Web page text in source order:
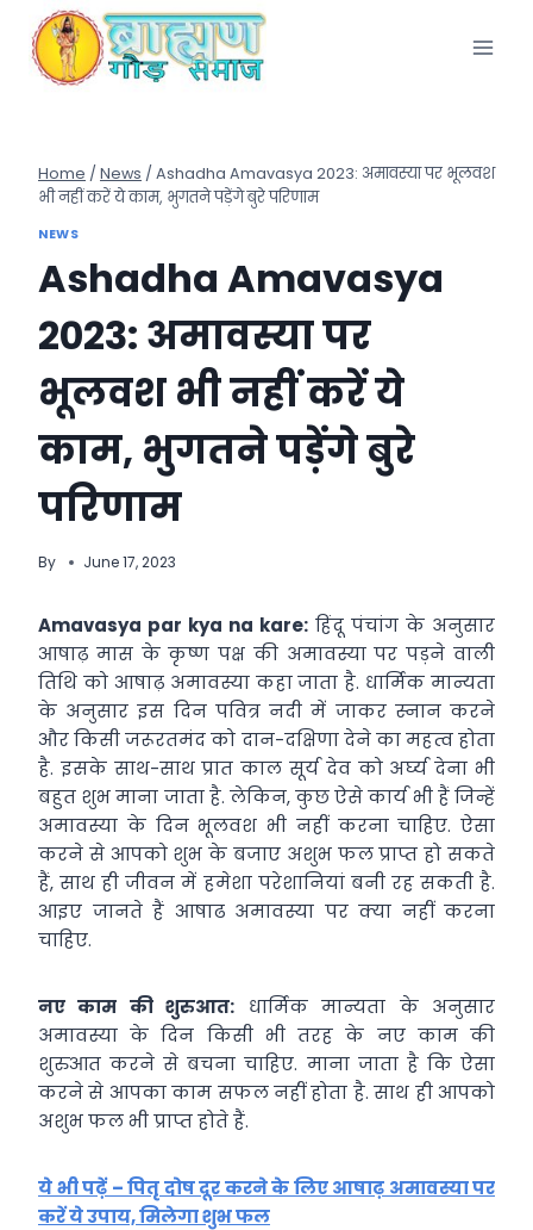
content
Home / News / Ashadha Amavasya 2023: अमावस्या पर भूलवश
भी नहीं करें ये काम, भुगतने पड़ेंगे बुरे परिणाम
NEWS
Ashadha Amavasya
2023: अमावस्या पर
भूलवश भी नहीं करें ये
काम, भुगतने पड़ेंगे बुरे
परिणाम
By June 17, 2023
Amavasya par kya na kare: हिंदू पंचांग के अनुसार
आषाढ़ मास के कृष्ण पक्ष की अमावस्या पर पड़ने वाली
तिथि को आषाढ़ अमावस्या कहा जाता है. धार्मिक मान्यता
के अनुसार इस दिन पवित्र नदी में जाकर स्नान करने
और किसी जरूरतमंद को दान-दक्षिणा देने का महत्व होता
है. इसके साथ-साथ प्रात काल सूर्य देव को अर्घ्य देना भी
बहुत शुभ माना जाता है. लेकिन, कुछ ऐसे कार्य भी हैं जिन्हें
अमावस्या के दिन भूलवश भी नहीं करना चाहिए. ऐसा
करने से आपको शुभ के बजाए अशुभ फल प्राप्त हो सकते
हैं, साथ ही जीवन में हमेशा परेशानियां बनी रह सकती है.
आइए जानते हैं आषाढ अमावस्या पर क्या नहीं करना
चाहिए.
नए काम की शुरुआत: धार्मिक मान्यता के अनुसार
अमावस्या के दिन किसी भी तरह के नए काम की
शुरुआत करने से बचना चाहिए. माना जाता है कि ऐसा
करने से आपका काम सफल नहीं होता है. साथ ही आपको
अशुभ फल भी प्राप्त होते हैं.
ये भी पढ़ें – पितृ दोष दूर करने के लिए आषाढ़ अमावस्या पर
करें ये उपाय, मिलेगा शुभ फल